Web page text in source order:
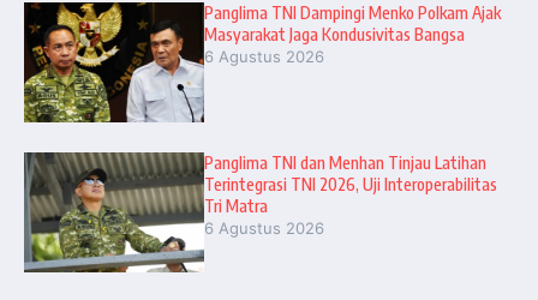
Panglima TNI Dampingi Menko Polkam Ajak
Masyarakat Jaga Kondusivitas Bangsa
6 Agustus 2026
Panglima TNI dan Menhan Tinjau Latihan
Terintegrasi TNI 2026, Uji Interoperabilitas
Tri Matra
6 Agustus 2026